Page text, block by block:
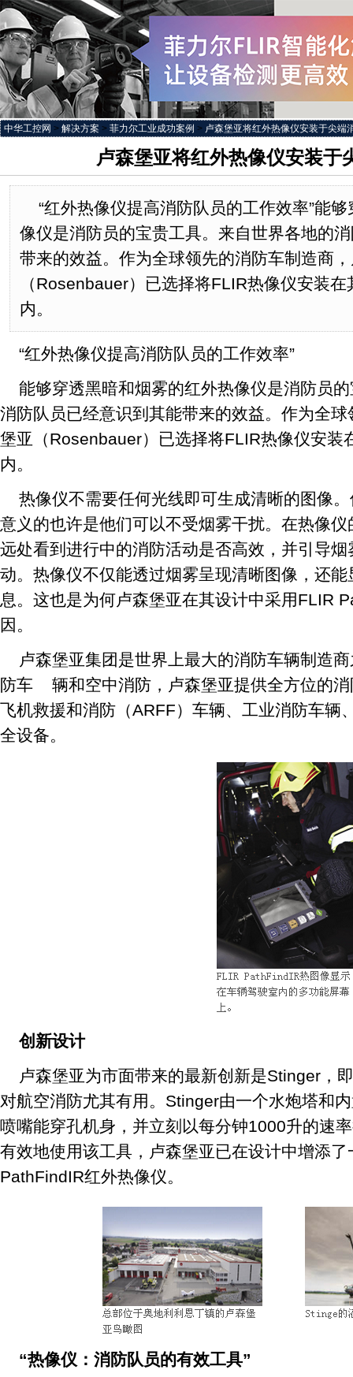
中华工控网 > 解决方案 > 菲力尔工业成功案例 > 卢森堡亚将红外热像仪安装于尖端
卢森堡亚将红外热像仪安装于
“红外热像仪提高消防队员的工作效率”能
像仪是消防员的宝贵工具。来自世界各地的
带来的效益。作为全球领先的消防车制造商
（Rosenbauer）已选择将FLIR热像仪安装
内。
“红外热像仪提高消防队员的工作效率”
能够穿透黑暗和烟雾的红外热像仪是消防员
消防队员已经意识到其能带来的效益。作为全
堡亚（Rosenbauer）已选择将FLIR热像仪安装
内。
热像仪不需要任何光线即可生成清晰的图像
意义的也许是他们可以不受烟雾干扰。在热像
远处看到进行中的消防活动是否高效，并引导
动。热像仪不仅能透过烟雾呈现清晰图像，还
息。这也是为何卢森堡亚在其设计中采用FLIR
因。
卢森堡亚集团是世界上最大的消防车辆制造
防车 辆和空中消防，卢森堡亚提供全方位的
飞机救援和消防（ARFF）车辆、工业消防车辆
全设备。
创新设计
卢森堡亚为市面带来的最新创新是Stinger，
对航空消防尤其有用。Stinger由一个水炮塔和
喷嘴能穿孔机身，并立刻以每分钟1000升的速
有效地使用该工具，卢森堡亚已在设计中增添
PathFindIR红外热像仪。
“热像仪：消防队员的有效工具”